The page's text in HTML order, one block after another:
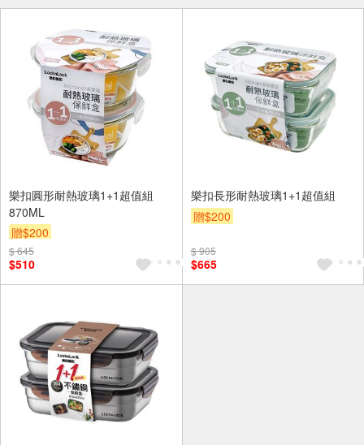
樂扣圓形耐熱玻璃1+1超值組
870ML
贈$200
$ 645
$510
樂扣長形耐熱玻璃1+1超值組
贈$200
$ 905
$665